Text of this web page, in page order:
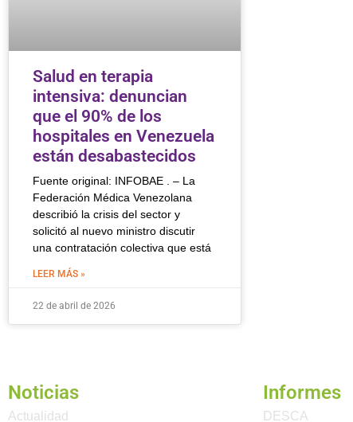
Salud en terapia
intensiva: denuncian
que el 90% de los
hospitales en Venezuela
están desabastecidos
Fuente original: INFOBAE . – La
Federación Médica Venezolana
describió la crisis del sector y
solicitó al nuevo ministro discutir
una contratación colectiva que está
LEER MÁS »
22 de abril de 2026
Noticias
Actualidad
Informes
DESCA